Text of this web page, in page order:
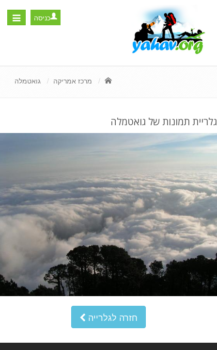
Toggle
כניסה
מרכז אמריקה גואטמלה
גלריית תמונות של גואטמלה
חזרה לגלרייה